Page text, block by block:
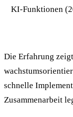
KI-Funktionen
Die Erfahrung
schnelle
Zusammenarbeit